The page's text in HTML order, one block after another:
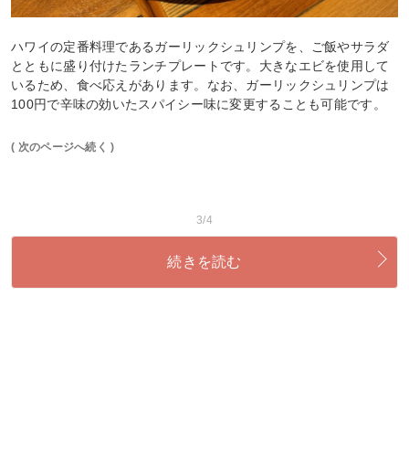
ハワイの定番料理であるガーリックシュリンプを、ご飯やサラダ
とともに盛り付けたランチプレートです。大きなエビを使用して
いるため、食べ応えがあります。なお、ガーリックシュリンプは
100円で辛味の効いたスパイシー味に変更することも可能です。
( 次のページへ続く )
3/4
続きを読む